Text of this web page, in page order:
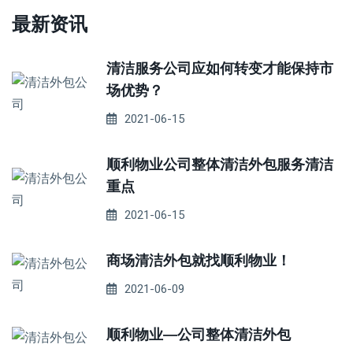
最新资讯
清洁服务公司应如何转变才能保持市
场优势？
2021-06-15
顺利物业公司整体清洁外包服务清洁
重点
2021-06-15
商场清洁外包就找顺利物业！
2021-06-09
顺利物业—公司整体清洁外包